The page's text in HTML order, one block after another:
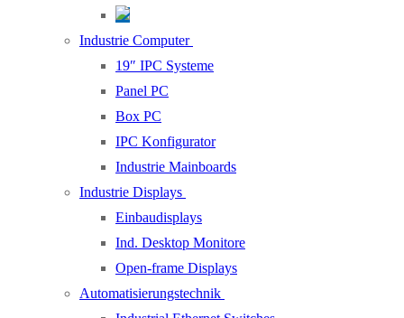
Industrie Computer
19″ IPC Systeme
Panel PC
Box PC
IPC Konfigurator
Industrie Mainboards
Industrie Displays
Einbaudisplays
Ind. Desktop Monitore
Open-frame Displays
Automatisierungstechnik